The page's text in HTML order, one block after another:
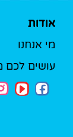
אודות
מי אנחנו
עושים לכם